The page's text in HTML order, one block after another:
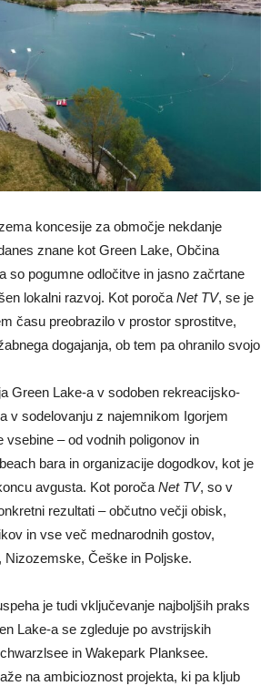
koncesije za območje nekdanje
znane kot Green Lake, Občina
so pogumne odločitve in jasno začrtane
lokalni razvoj. Kot poroča Net TV, se je
času preobrazilo v prostor sprostitve,
dogajanja, ob tem pa ohranilo svojo
Green Lake-a v sodoben rekreacijsko-
v sodelovanju z najemnikom Igorjem
vsebine – od vodnih poligonov in
bara in organizacije dogodkov, kot je
avgusta. Kot poroča Net TV, so v
rezultati – občutno večji obisk,
in vse več mednarodnih gostov,
Nizozemske, Češke in Poljske.
je tudi vključevanje najboljših praks
Lake-a se zgleduje po avstrijskih
in Wakepark Planksee.
na ambicioznost projekta, ki pa kljub